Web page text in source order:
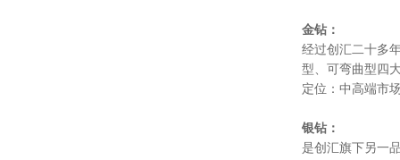
金钻：
经过创汇二十多
型、可弯曲型四
定位：中高端市
银钻：
是创汇旗下另一